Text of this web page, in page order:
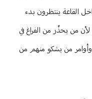
القاعة ينتظرون بدء
من يحذّر من الفراغ في
من يشكو منهم من